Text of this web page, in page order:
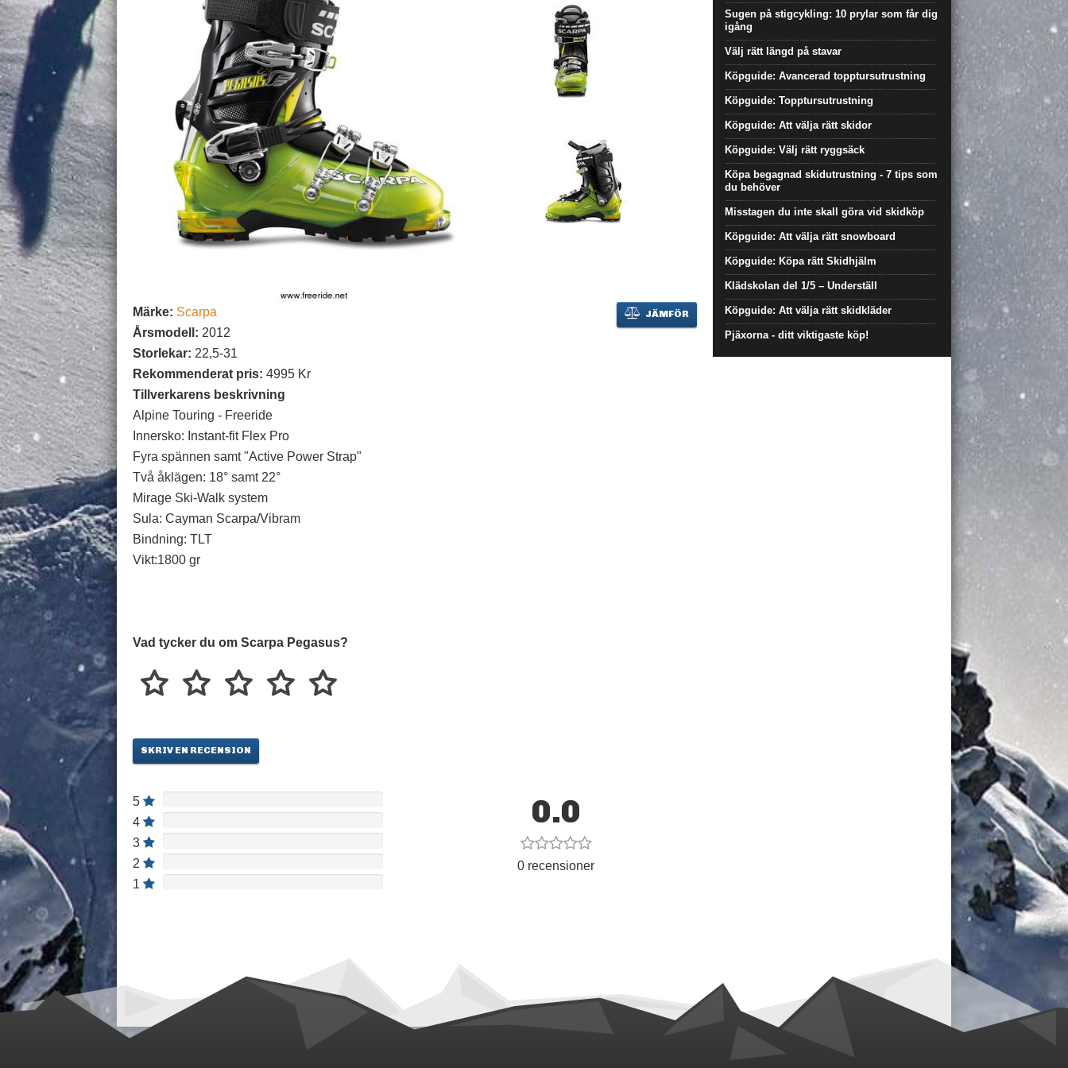
JÄMFÖR
Märke: Scarpa
Årsmodell: 2012
Storlekar: 22,5-31
Rekommenderat pris: 4995 Kr
Tillverkarens beskrivning
Alpine Touring - Freeride
Innersko: Instant-fit Flex Pro
Fyra spännen samt "Active Power Strap"
Två åklägen: 18° samt 22°
Mirage Ski-Walk system
Sula: Cayman Scarpa/Vibram
Bindning: TLT
Vikt:1800 gr
Vad tycker du om Scarpa Pegasus?
SKRIV EN RECENSION
5
4
3
2
1
0.0
0 recensioner
Sugen på stigcykling: 10 prylar som får dig
igång
Välj rätt längd på stavar
Köpguide: Avancerad topptursutrustning
Köpguide: Topptursutrustning
Köpguide: Att välja rätt skidor
Köpguide: Välj rätt ryggsäck
Köpa begagnad skidutrustning - 7 tips som
du behöver
Misstagen du inte skall göra vid skidköp
Köpguide: Att välja rätt snowboard
Köpguide: Köpa rätt Skidhjälm
Klädskolan del 1/5 – Underställ
Köpguide: Att välja rätt skidkläder
Pjäxorna - ditt viktigaste köp!